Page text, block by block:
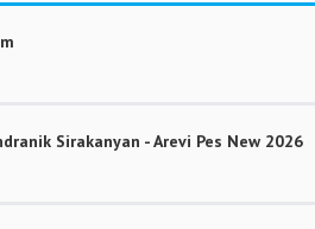
Sirakanyan - Arevi Pes New 2026